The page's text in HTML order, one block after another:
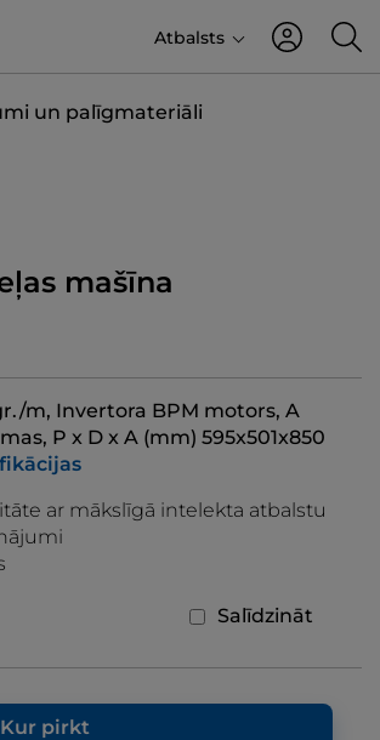
Atbalsts
un palīgmateriāli
mašīna
m, Invertora BPM motors, A
P x D x A (mm) 595x501x850
Salīdzināt
ar mākslīgā intelekta atbalstu
Kur pirkt